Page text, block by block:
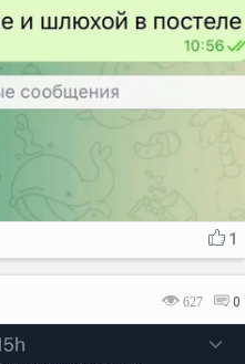
1
627 0